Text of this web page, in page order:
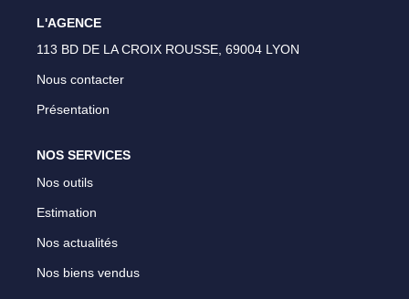
CONTACT
L'AGENCE
113 BD DE LA CROIX ROUSSE, 69004 LYON
Nous contacter
Présentation
NOS SERVICES
Nos outils
Estimation
Nos actualités
Nos biens vendus